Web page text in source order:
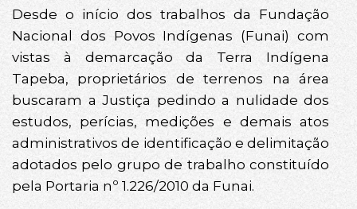
Desde o início dos trabalhos da Fundação
Nacional dos Povos Indígenas (Funai) com
vistas à demarcação da Terra Indígena
Tapeba, proprietários de terrenos na área
buscaram a Justiça pedindo a nulidade dos
estudos, perícias, medições e demais atos
administrativos de identificação e delimitação
adotados pelo grupo de trabalho constituído
pela Portaria nº 1.226/2010 da Funai.